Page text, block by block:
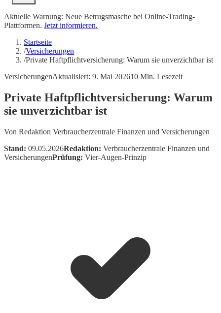
Aktuelle Warnung: Neue Betrugsmasche bei Online-Trading-
Plattformen. Jetzt informieren.
Startseite
/Versicherungen
/Private Haftpflichtversicherung: Warum sie unverzichtbar ist
VersicherungenAktualisiert: 9. Mai 202610 Min. Lesezeit
Private Haftpflichtversicherung: Warum
sie unverzichtbar ist
Von Redaktion Verbraucherzentrale Finanzen und Versicherungen
Stand: 09.05.2026Redaktion: Verbraucherzentrale Finanzen und
VersicherungenPrüfung: Vier-Augen-Prinzip